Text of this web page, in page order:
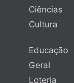
Ciências
Cultura
Educação
Geral
Loteria